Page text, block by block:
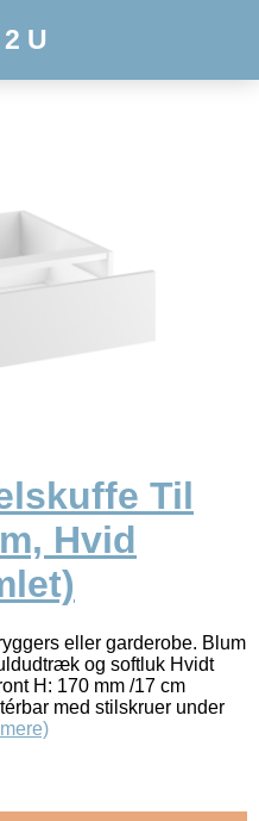
U
Til
Hvid
eller garderobe. Blum
og softluk Hvidt
H: 170 mm /17 cm
med stilskruer under